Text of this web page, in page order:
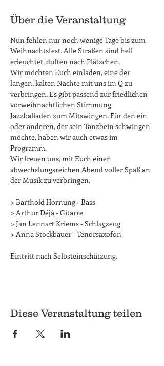
Über die Veranstaltung
Nun fehlen nur noch wenige Tage bis zum
Weihnachtsfest. Alle Straßen sind hell
erleuchtet, duften nach Plätzchen.
Wir möchten Euch einladen, eine der
langen, kalten Nächte mit uns im Q zu
verbringen. Es gibt passend zur friedlichen
vorweihnachtlichen Stimmung
Jazzballaden zum Mitswingen. Für den ein
oder anderen, der sein Tanzbein schwingen
möchte, haben wir auch etwas im
Programm.
Wir freuen uns, mit Euch einen
abwechslungsreichen Abend voller Spaß an
der Musik zu verbringen.
> Barthold Hornung - Bass
> Arthur Déjá - Gitarre
> Jan Lennart Kriems - Schlagzeug
Eintritt nach Selbsteinschätzung.
Diese Veranstaltung teilen